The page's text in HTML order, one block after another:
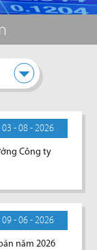
03 - 08 - 2026
Công ty
09 - 06 - 2026
năm 2026